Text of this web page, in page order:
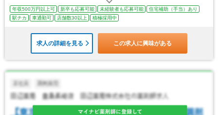
年収500万円以上可 新卒も応募可能 未経験者も応募可能
住宅補助（手当）あり
駅チカ
車通勤可 店舗数30以上 積極採用中
求人の詳細を見る この求人に興味がある